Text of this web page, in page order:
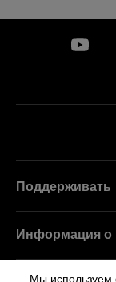
Поддерживать
Информация о
Мы используем